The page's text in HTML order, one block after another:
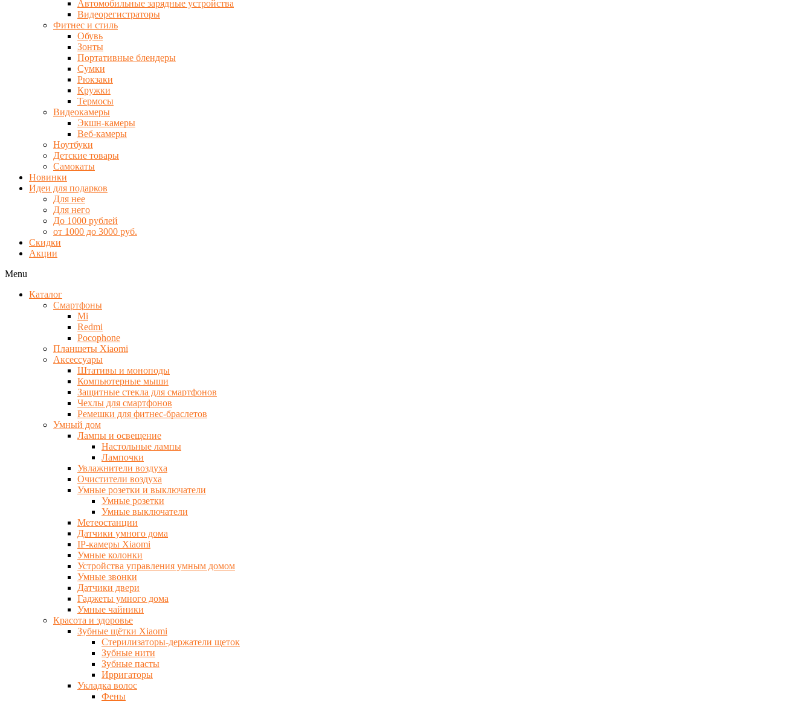
Автомобильные зарядные устройства
Видеорегистраторы
Фитнес и стиль
Обувь
Зонты
Портативные блендеры
Сумки
Рюкзаки
Кружки
Термосы
Видеокамеры
Экшн-камеры
Веб-камеры
Ноутбуки
Детские товары
Самокаты
Новинки
Идеи для подарков
Для нее
Для него
До 1000 рублей
от 1000 до 3000 руб.
Скидки
Акции
Menu
Каталог
Смартфоны
Mi
Redmi
Pocophone
Планшеты Xiaomi
Аксессуары
Штативы и моноподы
Компьютерные мыши
Защитные стекла для смартфонов
Чехлы для смартфонов
Ремешки для фитнес-браслетов
Умный дом
Лампы и освещение
Настольные лампы
Лампочки
Увлажнители воздуха
Очистители воздуха
Умные розетки и выключатели
Умные розетки
Умные выключатели
Метеостанции
Датчики умного дома
IP-камеры Xiaomi
Умные колонки
Устройства управления умным домом
Умные звонки
Датчики двери
Гаджеты умного дома
Умные чайники
Красота и здоровье
Зубные щётки Xiaomi
Стерилизаторы-держатели щеток
Зубные нити
Зубные пасты
Ирригаторы
Укладка волос
Фены